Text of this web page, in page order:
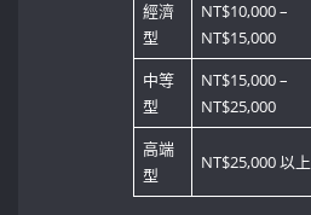
經濟
型
NT$10,000 –
NT$15,000
中等
型
NT$15,000 –
NT$25,000
高端
型
NT$25,000 以上